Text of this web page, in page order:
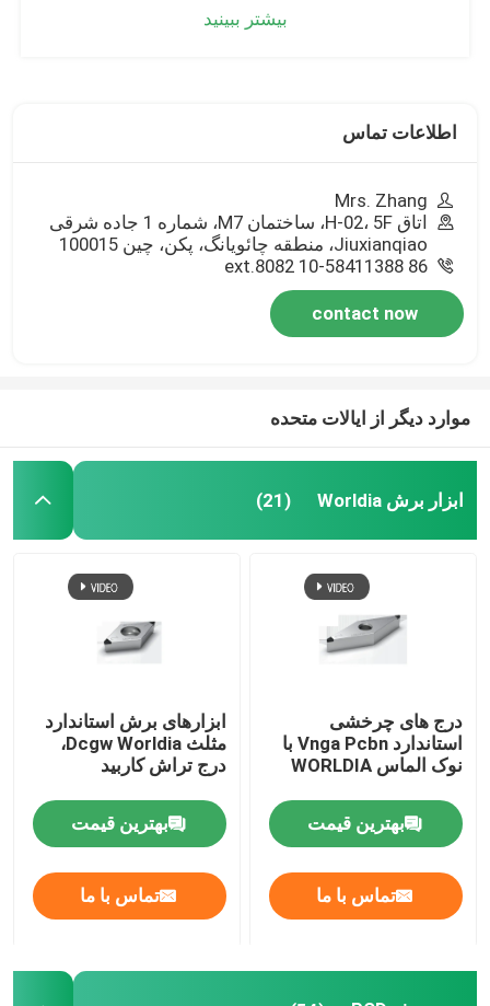
بیشتر ببینید
اطلاعات تماس
Mrs. Zhang
اتاق H-02، 5F، ساختمان M7، شماره 1 جاده شرقی
Jiuxianqiao، منطقه چائویانگ، پکن، چین 100015
86 10-58411388 ext.8082
contact now
موارد دیگر از ایالات متحده
ابزار برش Worldia (21)
درج های چرخشی
استاندارد Vnga Pcbn با
نوک الماس WORLDIA
بهترین قیمت
تماس با ما
ابزارهای برش استاندارد
مثلث Dcgw Worldia،
درج تراش کاربید
بهترین قیمت
تماس با ما